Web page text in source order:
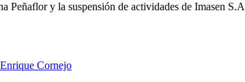
Peñaflor y la suspensión de actividades de Imasen